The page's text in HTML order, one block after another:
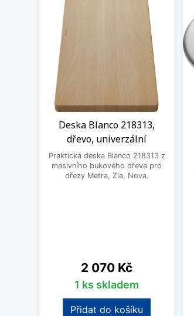
Deska Blanco 218313,
dřevo, univerzální
Praktická deska Blanco 218313 z
masivního bukového dřeva pro
dřezy Metra, Zia, Nova.
Cena
2 070 Kč
1 ks skladem
Přidat do košíku